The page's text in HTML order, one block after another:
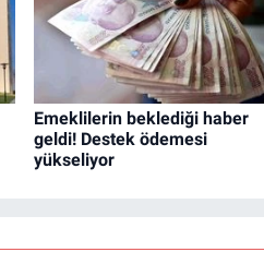
Emeklilerin beklediği haber
geldi! Destek ödemesi
yükseliyor